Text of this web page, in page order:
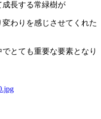
長する常緑樹が
わりを感じさせてくれた
とても重要な要素となり